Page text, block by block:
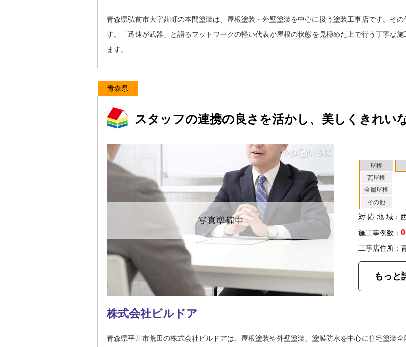
青森県弘前市大字茜町の本間塗装は、屋根塗装・外壁塗装を中心に扱う塗装工事店です。そ
す。「迅速が武器」と語るフットワークの軽い代表が屋根の状態を見極めた上で行う丁寧な
ます。
青森県
スタッフの連携の良さを活かし、美しくきれい
屋根
瓦屋根
金属屋根
その他
対応地域：
施工事例数： 0
工事店住所：
もっと
株式会社ビルドア
青森県平川市荒田の株式会社ビルドアは、屋根塗装や外壁塗装、塗膜防水を中心に住宅塗装